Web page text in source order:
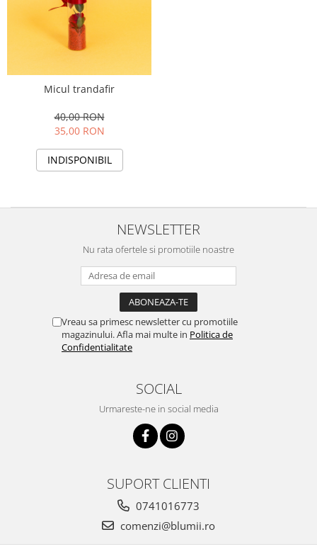
Micul trandafir
40,00 RON
35,00 RON
INDISPONIBIL
NEWSLETTER
Nu rata ofertele si promotiile noastre
Vreau sa primesc newsletter cu promotiile
magazinului. Afla mai multe in Politica de
Confidentialitate
SOCIAL
Urmareste-ne in social media
SUPORT CLIENTI
0741016773
comenzi@blumii.ro